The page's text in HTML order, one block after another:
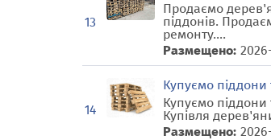
13
Продаємо
піддонів.
ремонту....
Размещено:
14
Купуємо піддони
Купуємо піддони
Купівля
Размещено: